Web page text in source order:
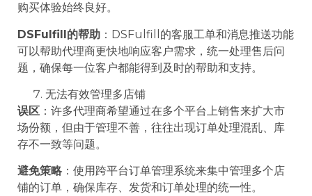
购买体验始终良好。
DSFulfill的帮助 ：DSFulfill的客服工单和消息推送功能
可以帮助代理商更快地响应客户需求，统一处理售后问
题，确保每一位客户都能得到及时的帮助和支持。
无法有效管理多店铺
误区 ：许多代理商希望通过在多个平台上销售来扩大市
场份额，但由于管理不善，往往出现订单处理混乱、库
存不一致等问题。
避免策略 ：使用跨平台订单管理系统来集中管理多个店
铺的订单，确保库存、发货和订单处理的统一性。